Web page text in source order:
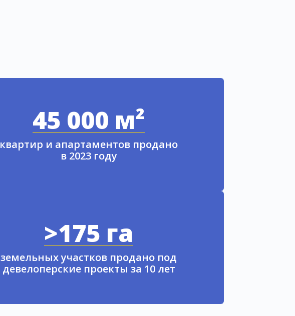
45 000 м²
квартир и апартаментов продано
в 2023 году
>175 га
земельных участков продано под
девелоперские проекты за 10 лет